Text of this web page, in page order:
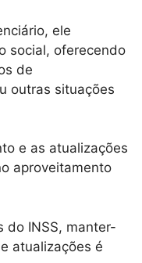
ele
social, oferecendo
de
outras situações
e as atualizações
aproveitamento
do INSS, manter-
atualizações é